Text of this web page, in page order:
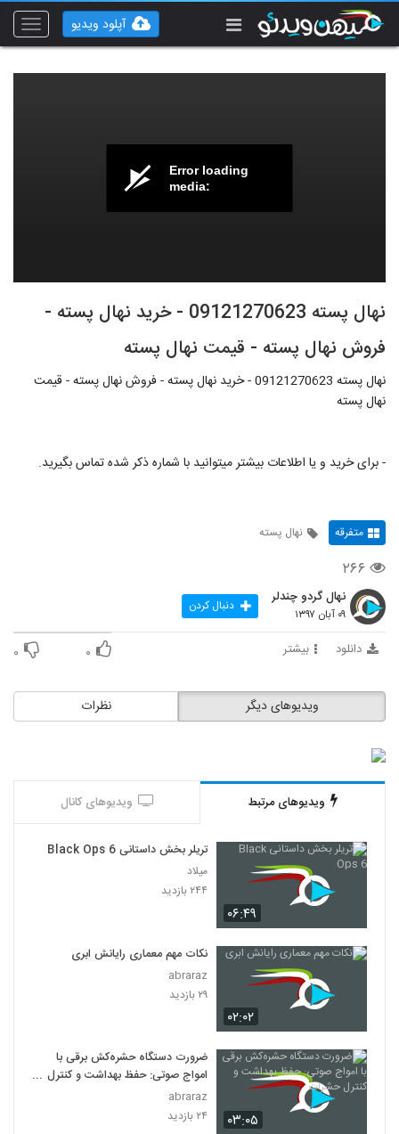
Toggle
آپلود ویدیو
Error loading
media:
نهال پسته 09121270623 - خرید نهال پسته -
فروش نهال پسته - قیمت نهال پسته
نهال پسته 09121270623 - خرید نهال پسته - فروش نهال پسته - قیمت
نهال پسته
- برای خرید و یا اطلاعات بیشتر میتوانید با شماره ذکر شده تماس بگیرید.
متفرقه نهال پسته
۲۶۶
نهال گردو چندلر
۰۹ آبان ۱۳۹۷ دنبال کردن
دانلود بیشتر ۰ ۰
نظرات ویدیوهای دیگر
ویدیوهای مرتبط ویدیوهای کانال
۰۶:۴۹
تریلر بخش داستانی Black Ops 6
میلاد
۲۴۴ بازدید
۰۲:۰۲
نکات مهم معماری رایانش ابری
abraraz
۲۹ بازدید
۰۳:۰۵
ضرورت دستگاه حشره‌کش برقی با
امواج صوتی: حفظ بهداشت و کنترل
حشرات
abraraz
۲۴ بازدید